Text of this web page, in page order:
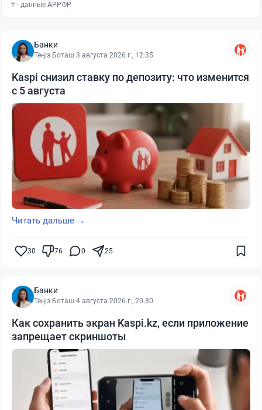
₸ · данные АРРФР
Банки
Теңіз Боташ·3 августа 2026 г., 12:35
Kaspi снизил ставку по депозиту: что изменится
с 5 августа
Читать дальше →
30 76 0 25
Банки
Теңіз Боташ·4 августа 2026 г., 20:30
Как сохранить экран Kaspi.kz, если приложение
запрещает скриншоты